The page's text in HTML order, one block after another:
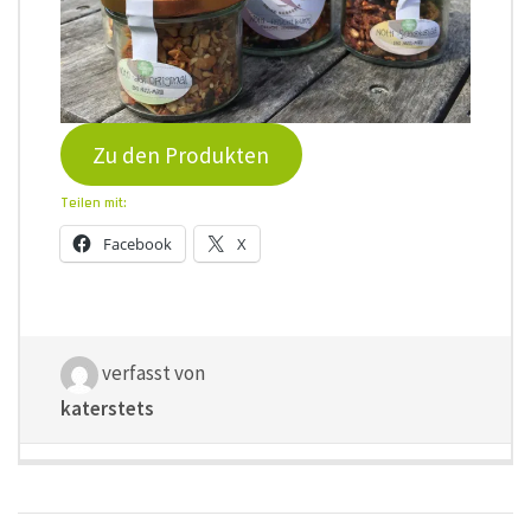
Zu den Produkten
Teilen mit:
Facebook X
verfasst von
katerstets